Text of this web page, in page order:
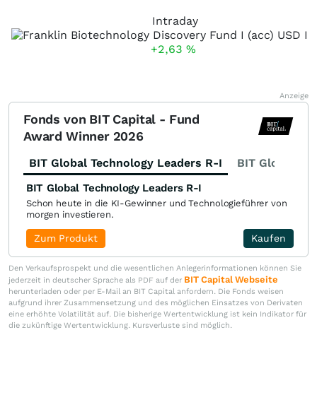
Intraday
+2,63 %
Anzeige
Fonds von BIT Capital - Fund
Award Winner 2026
BIT Global Technology Leaders R-I BIT Global
BIT Global Technology Leaders R-I
Schon heute in die KI-Gewinner und Technologieführer von
morgen investieren.
Kaufen
Zum Produkt
Den Verkaufsprospekt und die wesentlichen Anlegerinformationen können Sie
jederzeit in deutscher Sprache als PDF auf der BIT Capital Webseite
herunterladen oder per E-Mail an BIT Capital anfordern. Die Fonds weisen
aufgrund ihrer Zusammensetzung und des möglichen Einsatzes von Derivaten
eine erhöhte Volatilität auf. Die bisherige Wertentwicklung ist kein Indikator für
die zukünftige Wertentwicklung. Kursverluste sind möglich.